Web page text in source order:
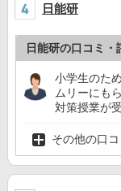
日能研
日能研の口コミ・
小学生のた
ムリーにも
対策授業が
その他の口